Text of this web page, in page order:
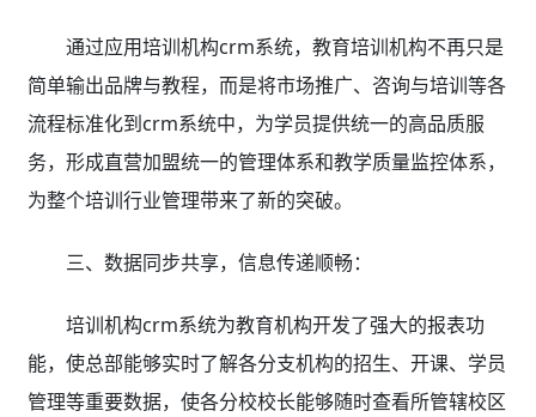
通过应用培训机构crm系统，教育培训机构不再只是
简单输出品牌与教程，而是将市场推广、咨询与培训等各
流程标准化到crm系统中，为学员提供统一的高品质服
务，形成直营加盟统一的管理体系和教学质量监控体系，
为整个培训行业管理带来了新的突破。
三、数据同步共享，信息传递顺畅：
培训机构crm系统为教育机构开发了强大的报表功
能，使总部能够实时了解各分支机构的招生、开课、学员
管理等重要数据，使各分校校长能够随时查看所管辖校区